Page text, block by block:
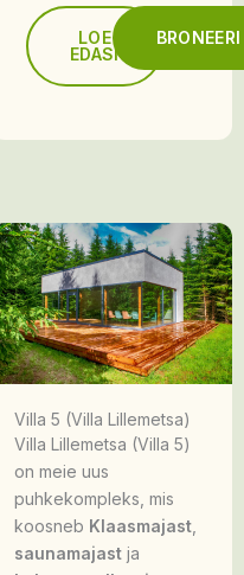
LOE
EDASI
BRONEERI
Villa 5 (Villa Lillemetsa)
Villa Lillemetsa (Villa 5)
on meie uus
puhkekompleks, mis
koosneb Klaasmajast
saunamajast ja